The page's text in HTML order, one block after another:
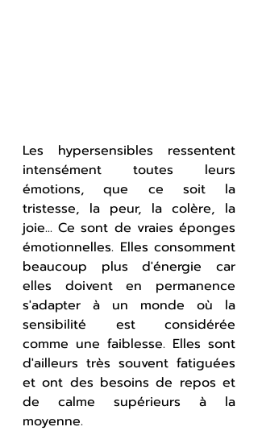
Les hypersensibles ressentent
intensément toutes leurs
émotions, que ce soit la
tristesse, la peur, la colère, la
joie... Ce sont de vraies éponges
émotionnelles. Elles consomment
beaucoup plus d'énergie car
elles doivent en permanence
s'adapter à un monde où la
sensibilité est considérée
comme une faiblesse. Elles sont
d'ailleurs très souvent fatiguées
et ont des besoins de repos et
de calme supérieurs à la
moyenne.